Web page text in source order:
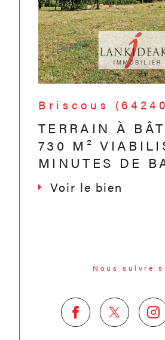
Briscous
TERRAIN À
730 M²
MINUTES DE
Voir le bien
Nous suivre